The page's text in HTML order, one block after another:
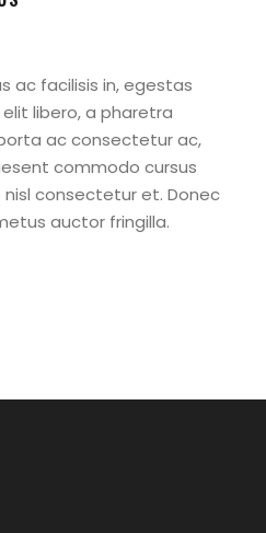
ac facilisis in, egestas
libero, a pharetra
ac consectetur ac,
commodo cursus
consectetur et. Donec
auctor fringilla.